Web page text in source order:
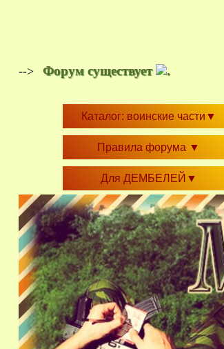
--> Форум существует .
Каталог: воинские части ▼
Правила форума ▼
Для ДЕМБЕЛЕЙ ▼